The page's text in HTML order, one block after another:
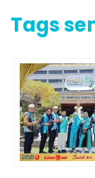
Tags